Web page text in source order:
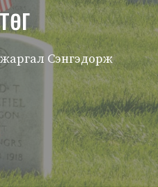
Сэнгэдорж